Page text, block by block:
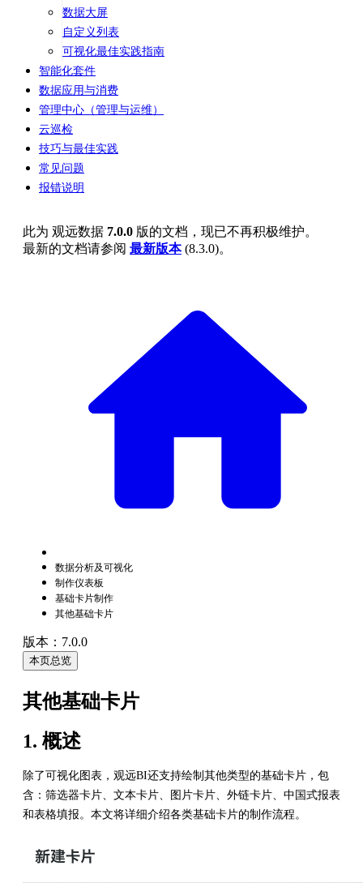
数据大屏
自定义列表
可视化最佳实践指南
智能化套件
数据应用与消费
管理中心（管理与运维）
云巡检
技巧与最佳实践
常见问题
报错说明
此为 观远数据 7.0.0 版的文档，现已不再积极维护。
最新的文档请参阅 最新版本(8.3.0)。
数据分析及可视化
制作仪表板
基础卡片制作
其他基础卡片
版本：7.0.0
本页总览
其他基础卡片
1. 概述
除了可视化图表，观远BI还支持绘制其他类型的基础卡片，包
含：筛选器卡片、文本卡片、图片卡片、外链卡片、中国式报表
和表格填报。本文将详细介绍各类基础卡片的制作流程。